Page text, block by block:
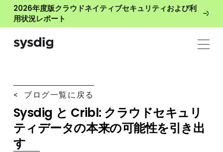
2026年度版クラウドネイティブセキュリティおよび利
用状況レポート
< ブログ一覧に戻る
Sysdig と Cribl: クラウドセキュリ
ティデータの本来の可能性を引き出
す